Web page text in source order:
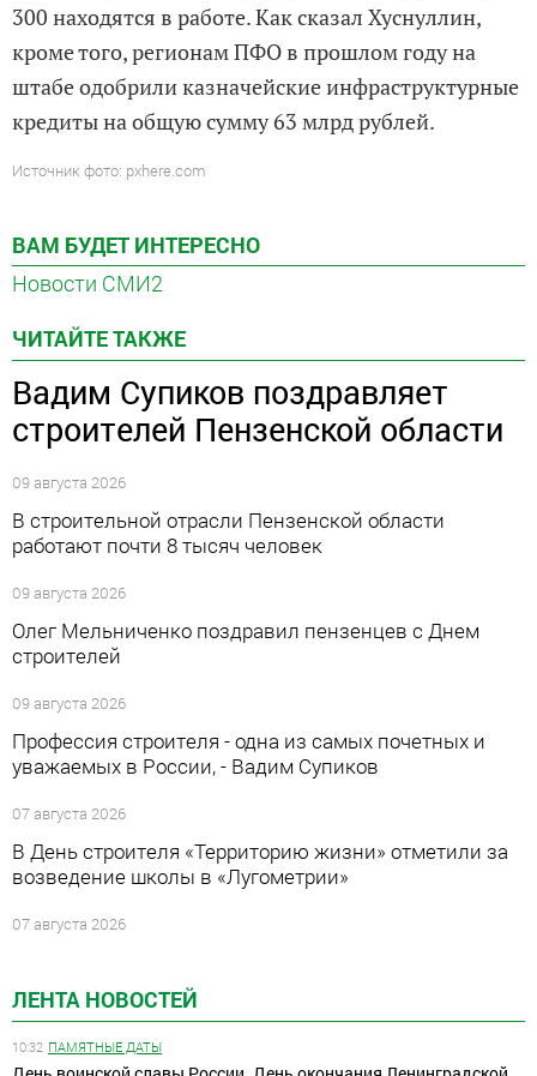
ЛЕНТА НОВОСТЕЙ
10:32 ПАМЯТНЫЕ ДАТЫ
300 находятся в работе. Как сказал Хуснуллин,
кроме того, регионам ПФО в прошлом году на
штабе одобрили казначейские инфраструктурные
кредиты на общую сумму 63 млрд рублей.
Источник фото: pxhere.com
ВАМ БУДЕТ ИНТЕРЕСНО
Новости СМИ2
ЧИТАЙТЕ ТАКЖЕ
Вадим Супиков поздравляет
строителей Пензенской области
09 августа 2026
В строительной отрасли Пензенской области
работают почти 8 тысяч человек
09 августа 2026
Олег Мельниченко поздравил пензенцев с Днем
строителей
09 августа 2026
Профессия строителя - одна из самых почетных и
уважаемых в России, - Вадим Супиков
07 августа 2026
В День строителя «Территорию жизни» отметили за
возведение школы в «Лугометрии»
07 августа 2026